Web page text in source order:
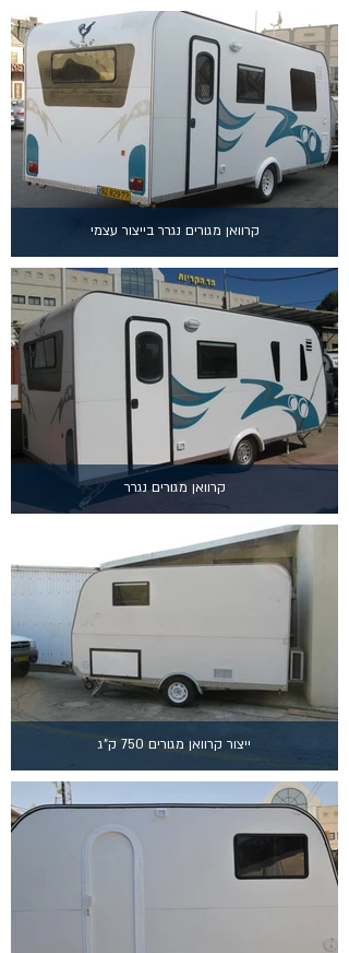
קרוואן מגורים נגרר בייצור עצמי
קרוואן מגורים נגרר
ייצור קרוואן מגורים 750 ק"ג